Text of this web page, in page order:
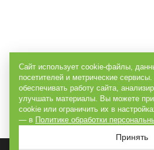
Сайт использует cookie-файлы,
посетителей и метрические
обеспечивать работу сайта,
улучшать материалы. Вы можете
cookie или ограничить их в
— в Политике обработки
Принять